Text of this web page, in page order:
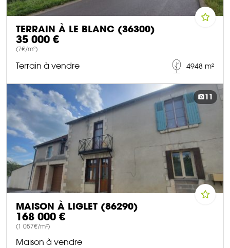
TERRAIN À LE BLANC (36300)
35 000 €
(7€/m²)
Terrain à vendre 4948 m²
DÉCOUVRIR CE BIEN
11
MAISON À LIGLET (86290)
168 000 €
(1 057€/m²)
Maison à vendre